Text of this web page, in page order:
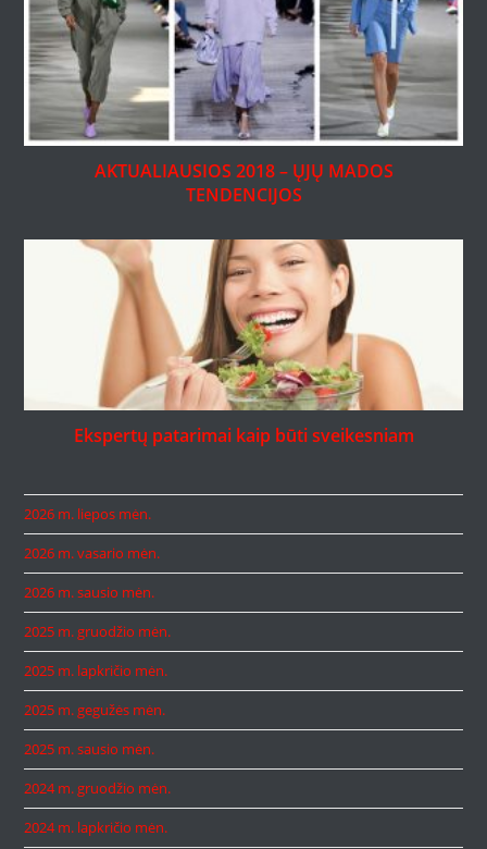
AKTUALIAUSIOS 2018 – ŲJŲ MADOS
TENDENCIJOS
Ekspertų patarimai kaip būti sveikesniam
2026 m. liepos mėn.
2026 m. vasario mėn.
2026 m. sausio mėn.
2025 m. gruodžio mėn.
2025 m. lapkričio mėn.
2025 m. gegužės mėn.
2025 m. sausio mėn.
2024 m. gruodžio mėn.
2024 m. lapkričio mėn.